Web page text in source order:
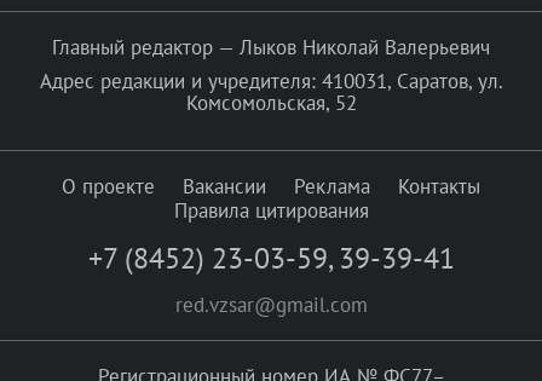
Главный редактор — Лыков Николай Валерьевич
Адрес редакции и учредителя: 410031, Саратов, ул.
Комсомольская, 52
О проекте Вакансии Реклама
Контакты
Правила цитирования
+7 (8452) 23-03-59, 39-39-41
red.vzsar@gmail.com